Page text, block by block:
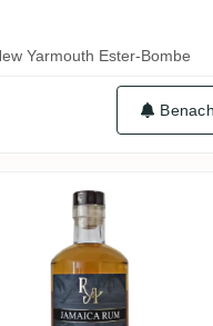
Yarmouth Ester-Bombe
Rum Artesanal